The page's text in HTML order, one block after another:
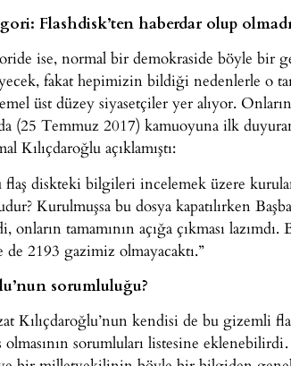
Flashdisk’ten haberdar olup
ise, normal bir demokraside böyle bir
fakat hepimizin bildiği nedenlerle o
üst düzey siyasetçiler yer alıyor.
(25 Temmuz 2017) kamuoyuna ilk
Kılıçdaroğlu açıklamıştı:
flaş diskteki bilgileri incelemek üzere
Kurulmuşsa bu dosya kapatılırken
onların tamamının açığa çıkması
2193 gazimiz olmayacaktı.”
sorumluluğu?
Kılıçdaroğlu’nun kendisi de bu gizemli
olmasının sorumluları listesine